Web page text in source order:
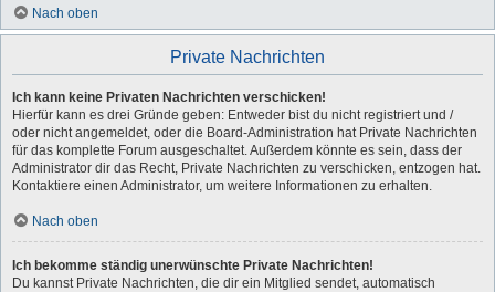
Nach oben
Private Nachrichten
Ich kann keine Privaten Nachrichten verschicken!
Hierfür kann es drei Gründe geben: Entweder bist du nicht registriert und /
oder nicht angemeldet, oder die Board-Administration hat Private Nachrichten
für das komplette Forum ausgeschaltet. Außerdem könnte es sein, dass der
Administrator dir das Recht, Private Nachrichten zu verschicken, entzogen hat.
Kontaktiere einen Administrator, um weitere Informationen zu erhalten.
Nach oben
Ich bekomme ständig unerwünschte Private Nachrichten!
Du kannst Private Nachrichten, die dir ein Mitglied sendet, automatisch